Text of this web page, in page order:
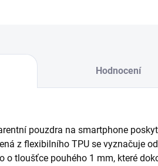
Hodnocení
pouzdra na smartphone
z flexibilního TPU se vyznačuje
o tloušťce pouhého 1 mm, které